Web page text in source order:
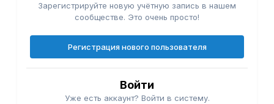
Зарегистрируйте новую учётную запись в нашем
сообществе. Это очень просто!
Регистрация нового пользователя
Войти
Уже есть аккаунт? Войти в систему.